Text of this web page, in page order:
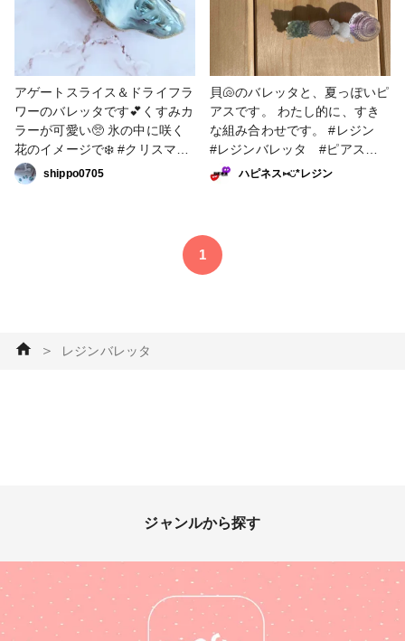
な？と思ってます🌸 #アクセサ
ジンバレッタ #シェルストーン
#バレッタ
アゲートスライス＆ドライフラ
ワーのバレッタです💕くすみカ
ラーが可愛い🥺 氷の中に咲く
花のイメージで❄️ #クリスマス
作品コンテスト2022 #アクセ
サリー部 #ヘアアクセサリー #
アゲートスライスアクセサリー
#ドライフラワー #ハンドメイ
shippo0705
貝🐚のバレッタと、夏っぽいピ
アスです。 わたし的に、すき
な組み合わせです。 #レジン
#レジンバレッタ #ピアス #
バレッタハピネス⑅◡̈*レジン
1
＞ レジンバレッタ
ジャンルから探す